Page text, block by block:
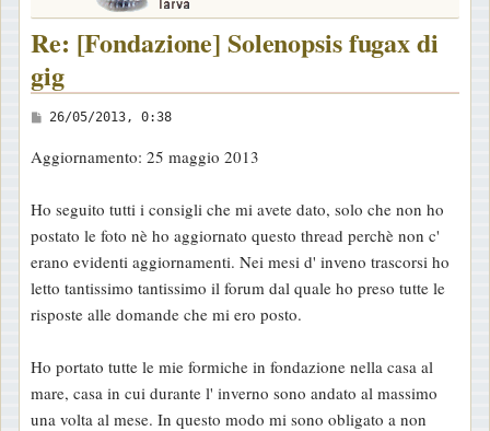
Re: [Fondazione] Solenopsis fugax di
gig
M
s
a
g
g
i
o
26/05/2013, 0:38
Aggiornamento: 25 maggio 2013
Ho seguito tutti i consigli che mi avete dato, solo che non ho
postato le foto nè ho aggiornato questo thread perchè non c'
erano evidenti aggiornamenti. Nei mesi d' inveno trascorsi ho
letto tantissimo tantissimo il forum dal quale ho preso tutte le
risposte alle domande che mi ero posto.
Ho portato tutte le mie formiche in fondazione nella casa al
mare, casa in cui durante l' inverno sono andato al massimo
una volta al mese. In questo modo mi sono obligato a non